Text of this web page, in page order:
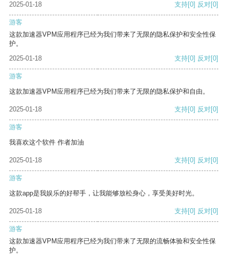
2025-01-18
支持[0] 反对[0]
游客
这款加速器VPM应用程序已经为我们带来了无限的隐私保护和安全性保
护。
2025-01-18
支持[0] 反对[0]
游客
这款加速器VPM应用程序已经为我们带来了无限的隐私保护和自由。
2025-01-18 支持[0] 反对[0]
游客
我喜欢这个软件 作者加油
2025-01-18 支持[0] 反对[0]
游客
这款app是我娱乐的好帮手，让我能够放松身心，享受美好时光。
2025-01-18 支持[0] 反对[0]
游客
这款加速器VPM应用程序已经为我们带来了无限的流畅体验和安全性保
护。